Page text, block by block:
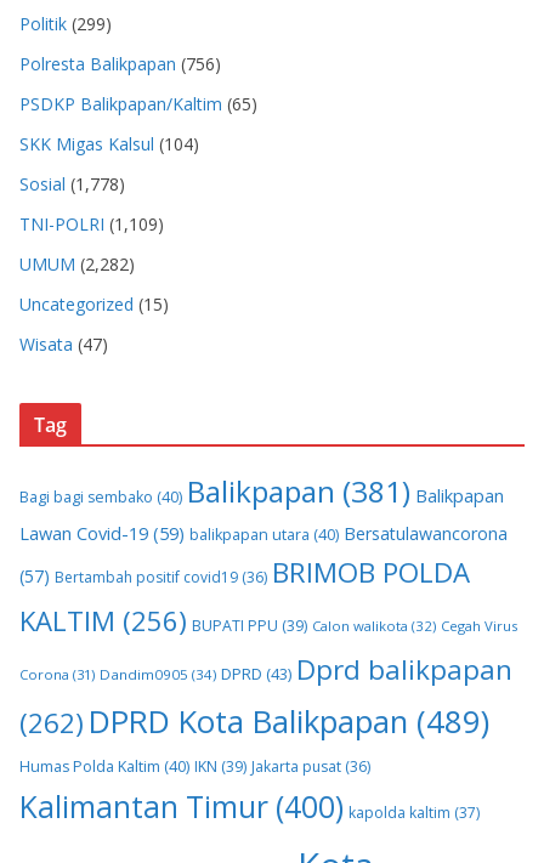
Politik (299)
Polresta Balikpapan (756)
PSDKP Balikpapan/Kaltim (65)
SKK Migas Kalsul (104)
Sosial (1,778)
TNI-POLRI (1,109)
UMUM (2,282)
Uncategorized (15)
Wisata (47)
Tag
Bagi bagi sembako (40) Balikpapan (381) Balikpapan
Lawan Covid-19 (59) balikpapan utara (40) Bersatulawancorona
(57) Bertambah positif covid19 (36) BRIMOB POLDA
KALTIM (256) BUPATI PPU (39) Calon walikota (32) Cegah Virus
Corona (31) Dandim0905 (34) DPRD (43) Dprd balikpapan
(262) DPRD Kota Balikpapan (489)
Humas Polda Kaltim (40) IKN (39) Jakarta pusat (36)
Kalimantan Timur (400) kapolda kaltim (37)